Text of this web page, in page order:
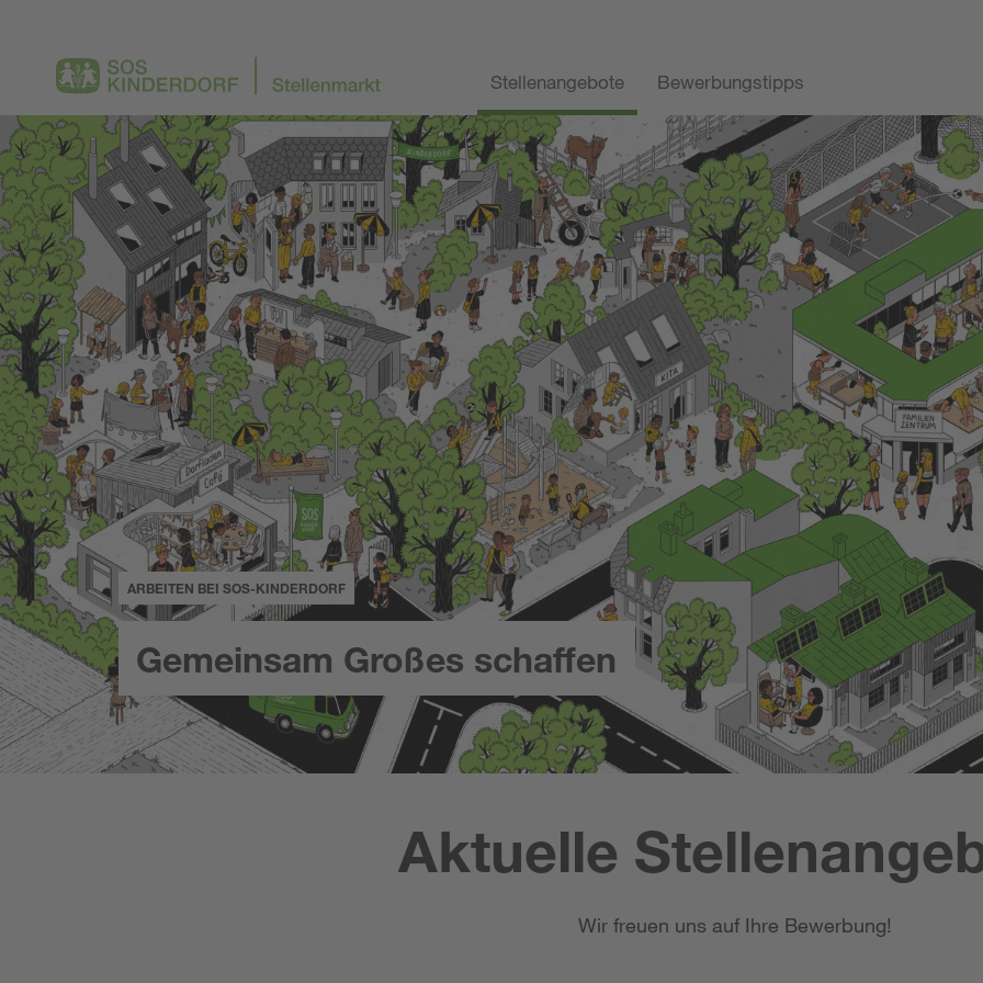
Stellenangebote Bewerbungstipps
ARBEITEN BEI SOS-KINDERDORF
Gemeinsam Großes schaffen
Aktuelle
Wir freuen uns auf Ihre Bewerbung!